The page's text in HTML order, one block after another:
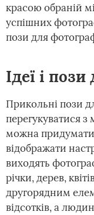
красою обраній
успішних
пози для
Ідеї і
Прикольні пози
перегукуватися
можна придумати
відображати
виходять
річки, дерев,
другорядним
відсотків, а